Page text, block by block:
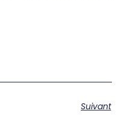
Suivant